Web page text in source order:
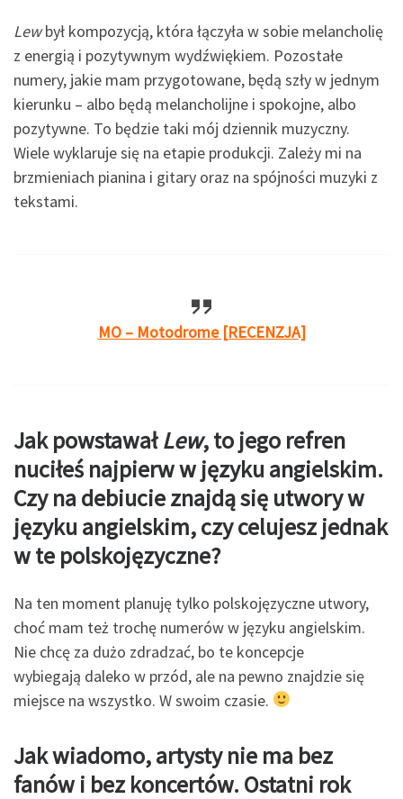
Lewbył kompozycją, która łączyła w sobie melancholię
z energią i pozytywnym wydźwiękiem. Pozostałe
numery, jakie mam przygotowane, będą szły w jednym
kierunku – albo będą melancholijne i spokojne, albo
pozytywne. To będzie taki mój dziennik muzyczny.
Wiele wyklaruje się na etapie produkcji. Zależy mi na
brzmieniach pianina i gitary oraz na spójności muzyki z
tekstami.
MO – Motodrome [RECENZJA]
Jak powstawałLew, to jego refren
nuciłeś najpierw w języku angielskim.
Czy na debiucieznajdą się utwory w
języku angielskim, czy celujesz jednak
w te polskojęzyczne?
Na ten moment planuję tylko polskojęzyczne utwory,
choć mam też trochę numerów w języku angielskim.
Nie chcę za dużo zdradzać, bo te koncepcje
wybiegają daleko w przód, ale na pewno znajdzie się
miejsce na wszystko. W swoim czasie.
Jak wiadomo, artysty nie ma bez
fanów i bez koncertów. Ostatni rok